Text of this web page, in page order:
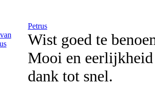
Petrus
Wist goed te
Mooi en
dank tot snel.